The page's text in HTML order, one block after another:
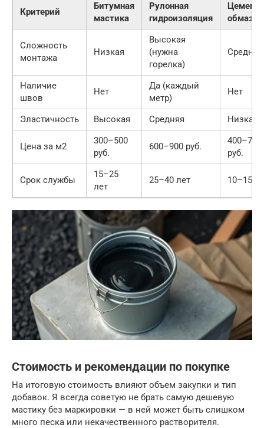
Критерий
Битумная
мастика
Рулонная
гидроизоляция
обмазка
Сложность
монтажа
Низкая
Высокая
(нужна
горелка)
Средняя
Наличие
швов
Нет
Да (каждый
метр)
Нет
Эластичность Высокая Средняя Низкая
Цена за м2
300–500
руб.
600–900 руб.
400–700
руб.
Срок службы
15–25
лет
25–40 лет 10–15
Стоимость и рекомендации по покупке
На итоговую стоимость влияют объем закупки и тип
добавок. Я всегда советую не брать самую дешевую
мастику без маркировки — в ней может быть слишком
много песка или некачественного растворителя.